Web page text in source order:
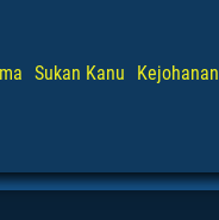
Sukan Kanu Kejohanan